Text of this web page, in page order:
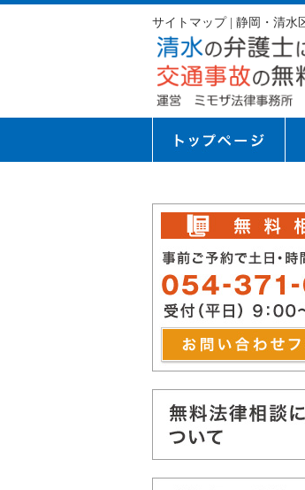
サイトマップ | 静岡・清水